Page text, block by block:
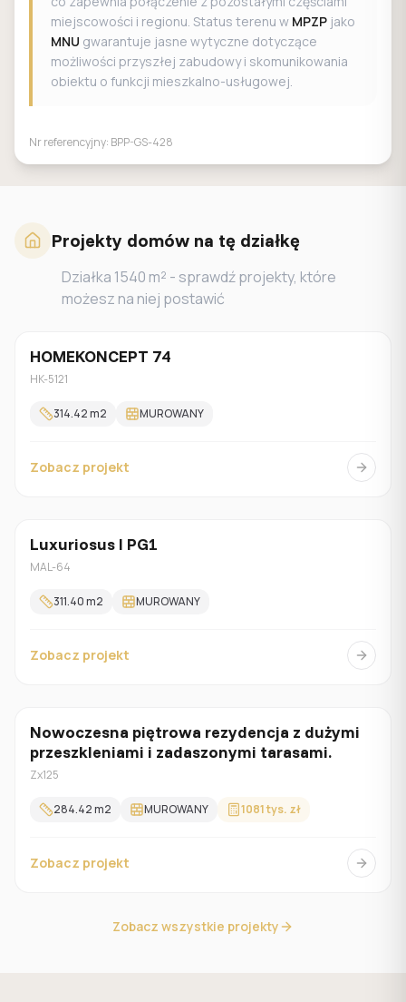
miejscowości i regionu. Status terenu w MPZP jako
MNU gwarantuje jasne wytyczne dotyczące
możliwości przyszłej zabudowy i skomunikowania
obiektu o funkcji mieszkalno-usługowej.
Nr referencyjny: BPP-GS-428
Projekty domów na tę działkę
Działka 1540 m² - sprawdź projekty, które
możesz na niej postawić
Jednorodzinny
HOMEKONCEPT 74
HK-5121
314.42m2 MUROWANY
Zobacz projekt
Z poddaszem
Luxuriosus I PG1
MAL-64
311.40m2 MUROWANY
Zobacz projekt
Z poddaszem
Nowoczesna piętrowa rezydencja z dużymi
przeszkleniami i zadaszonymi tarasami.
Zx125
284.42m2 MUROWANY 1081 tys. zł
Zobacz projekt
Zobacz wszystkie projekty